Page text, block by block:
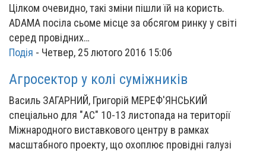
Цілком очевидно, такі зміни пішли їй на користь.
ADAMA посіла сьоме місце за обсягом ринку у світі
серед провідних…
Подія - Четвер, 25 лютого 2016 15:06
Агросектор у колі суміжників
Василь ЗАГАРНИЙ, Григорій МЕРЕФ'ЯНСЬКИЙ
спеціально для "АС" 10-13 листопада на території
Міжнародного виставкового центру в рамках
масштабного проекту, що охоплює провідні галузі